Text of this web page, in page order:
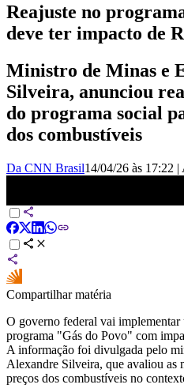
Reajuste no
deve ter impacto de
Ministro de Minas e
Silveira, anunciou
do programa social
dos combustíveis
Da CNN Brasil14/04/26 às 17:22 |
Compartilhar matéria
O governo federal vai implementar
programa "Gás do Povo" com
A informação foi divulgada pelo
Alexandre Silveira, que avaliou as
preços dos combustíveis no